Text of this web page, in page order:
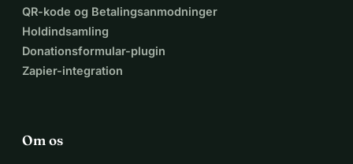
QR-kode og Betalingsanmodninger
Holdindsamling
Donationsformular-plugin
Zapier-integration
Om os